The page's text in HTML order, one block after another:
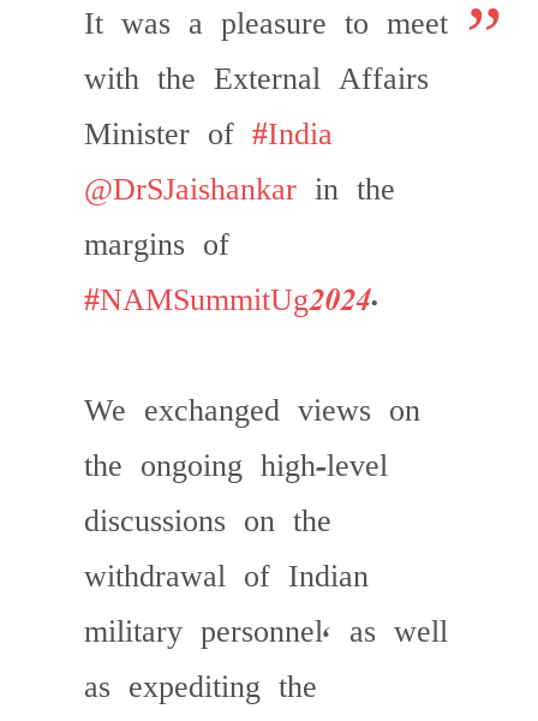
It was a pleasure to meet
with the External Affairs
Minister of #India
@DrSJaishankar in the
margins of
#NAMSummitUg2024.
We exchanged views on
the ongoing high-level
discussions on the
withdrawal of Indian
military personnel, as well
as expediting the